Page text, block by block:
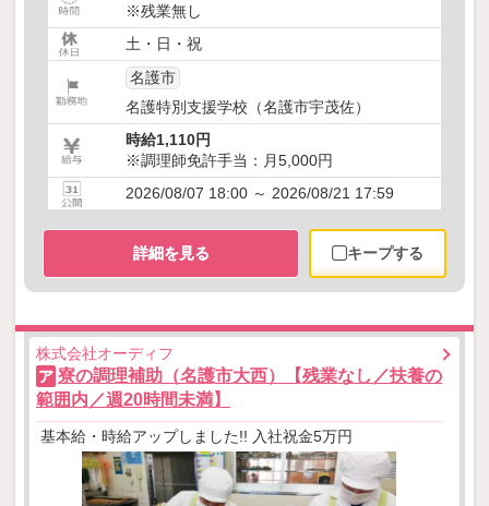
※残業無し
土・日・祝
名護市
名護特別支援学校（名護市宇茂佐）
時給1,110円
※調理師免許手当：月5,000円
2026/08/07 18:00 ～ 2026/08/21 17:59
詳細を見る キープする
株式会社オーディフ
ア 寮の調理補助（名護市大西）【残業なし／扶養の
範囲内／週20時間未満】
基本給・時給アップしました!! 入社祝金5万円